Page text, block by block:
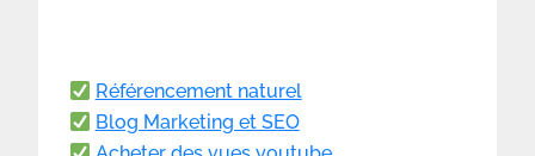
Référencement naturel
Blog Marketing et SEO